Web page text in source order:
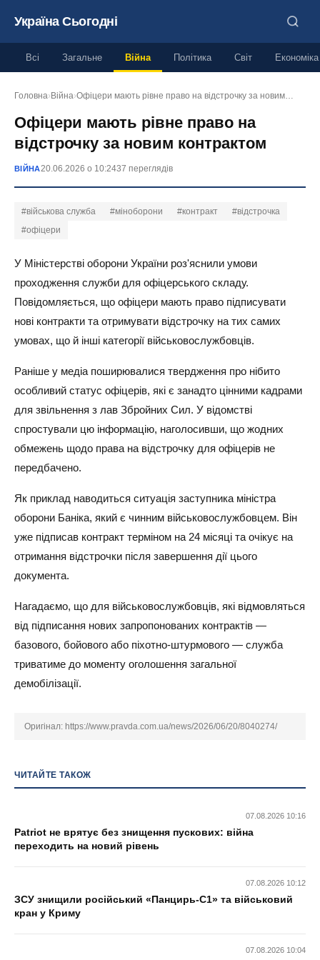
Україна Сьогодні
Всі Загальне Війна Політика Світ Економіка
Головна› Війна›Офіцери мають рівне право на відстрочку за новим…
Офіцери мають рівне право на
відстрочку за новим контрактом
ВІЙНА20.06.2026 о 10:2437 переглядів
#військова служба #міноборони #контракт
#відстрочка
#офіцери
У Міністерстві оборони України роз'яснили умови
проходження служби для офіцерського складу.
Повідомляється, що офіцери мають право підписувати
нові контракти та отримувати відстрочку на тих самих
умовах, що й інші категорії військовослужбовців.
Раніше у медіа поширювалися твердження про нібито
особливий статус офіцерів, які є занадто цінними кадрами
для звільнення з лав Збройних Сил. У відомстві
спростували цю інформацію, наголосивши, що жодних
обмежень щодо права на відстрочку для офіцерів не
передбачено.
Як приклад наводиться ситуація заступника міністра
оборони Баніка, який є чинним військовослужбовцем. Він
уже підписав контракт терміном на 24 місяці та очікує на
отримання відстрочки після завершення дії цього
документа.
Нагадаємо, що для військовослужбовців, які відмовляться
від підписання нових запропонованих контрактів —
базового, бойового або піхотно-штурмового — служба
триватиме до моменту оголошення загальної
демобілізації.
Оригінал: https://www.pravda.com.ua/news/2026/06/20/8040274/
ЧИТАЙТЕ ТАКОЖ
07.08.2026 10:16
Patriot не врятує без знищення пускових: війна
переходить на новий рівень
07.08.2026 10:12
ЗСУ знищили російський «Панцирь-С1» та військовий
кран у Криму
07.08.2026 10:04